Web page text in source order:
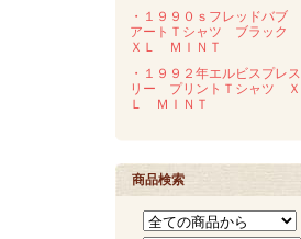
・１９９０ｓフレッドバブ
アートＴシャツ ブラック
ＸＬ ＭＩＮＴ
・１９９２年エルビスプレス
リー プリントＴシャツ Ｘ
Ｌ ＭＩＮＴ
商品検索